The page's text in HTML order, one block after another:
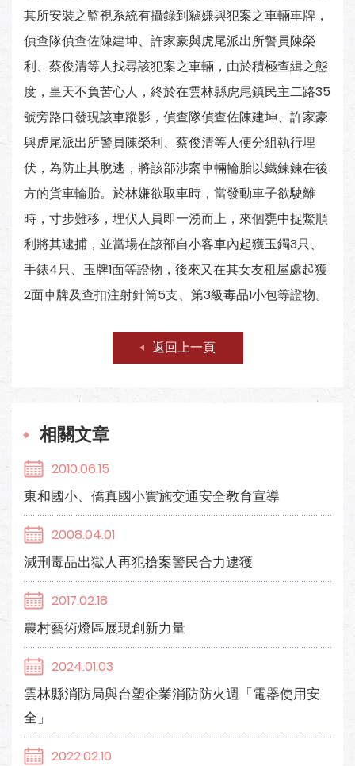
其所安裝之監視系統有攝錄到竊嫌與犯案之車輛車牌，
偵查隊偵查佐陳建坤、許家豪與虎尾派出所警員陳榮
利、蔡俊清等人找尋該犯案之車輛，由於積極查緝之態
度，皇天不負苦心人，終於在雲林縣虎尾鎮民主二路35
號旁路口發現該車蹤影，偵查隊偵查佐陳建坤、許家豪
與虎尾派出所警員陳榮利、蔡俊清等人便分組執行埋
伏，為防止其脫逃，將該部涉案車輛輪胎以鐵鍊鍊在後
方的貨車輪胎。於林嫌欲取車時，當發動車子欲駛離
時，寸步難移，埋伏人員即一湧而上，來個甕中捉鱉順
利將其逮捕，並當場在該部自小客車內起獲玉鐲3只、
手錶4只、玉牌1面等證物，後來又在其女友租屋處起獲
2面車牌及查扣注射針筒5支、第3級毒品1小包等證物。
返回上一頁
相關文章
2010.06.15
東和國小、僑真國小實施交通安全教育宣導
2008.04.01
減刑毒品出獄人再犯搶案警民合力逮獲
2017.02.18
農村藝術燈區展現創新力量
2024.01.03
雲林縣消防局與台塑企業消防防火週「電器使用安
全」
2022.02.10